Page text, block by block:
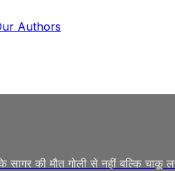
Authors
की मौत गोली से नहीं बल्कि चाकू